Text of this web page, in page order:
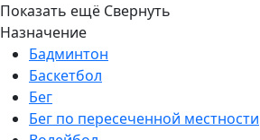
Показать ещё Свернуть
Назначение
Бадминтон
Баскетбол
Бег
Бег по пересеченной местности